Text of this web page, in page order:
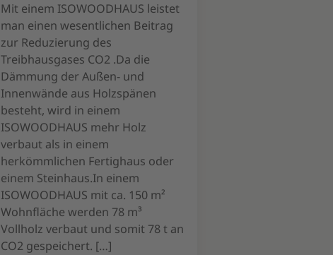
Mit einem ISOWOODHAUS leistet
man einen wesentlichen Beitrag
zur Reduzierung des
Treibhausgases CO2 .Da die
Dämmung der Außen- und
Innenwände aus Holzspänen
besteht, wird in einem
ISOWOODHAUS mehr Holz
verbaut als in einem
herkömmlichen Fertighaus oder
einem Steinhaus.In einem
ISOWOODHAUS mit ca. 150 m²
Wohnfläche werden 78 m³
Vollholz verbaut und somit 78 t an
CO2 gespeichert. […]